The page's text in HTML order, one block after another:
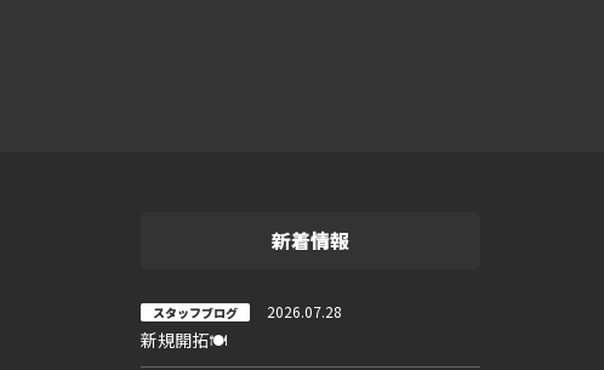
新着情報
スタッフブログ 2026.07.28
新規開拓🍽